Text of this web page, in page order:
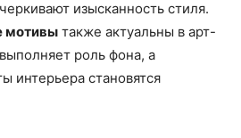
изысканность стиля.
мотивы также актуальны в арт-
роль фона, а
интерьера становятся